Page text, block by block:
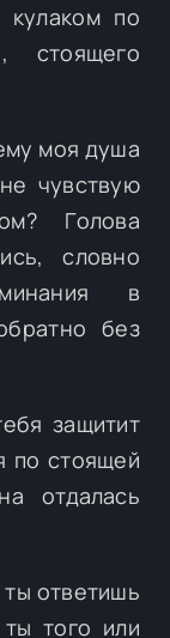
по
стоящего
моя душа
чувствую
Голова
словно
в
без
защитит
по стоящей
отдалась
ответишь
того или